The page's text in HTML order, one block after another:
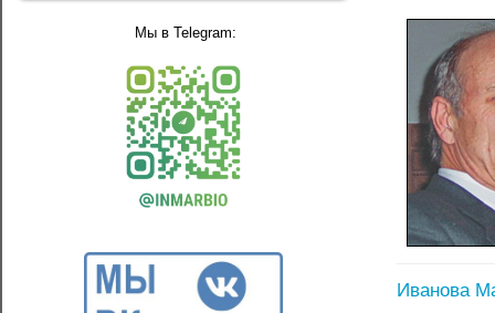
Иванова
Мы в Telegram: